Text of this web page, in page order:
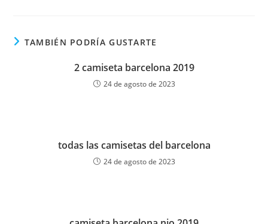
TAMBIÉN PODRÍA GUSTARTE
2 camiseta barcelona 2019
24 de agosto de 2023
todas las camisetas del barcelona
24 de agosto de 2023